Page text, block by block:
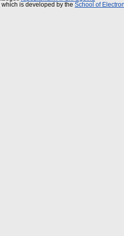
which is developed by the School of